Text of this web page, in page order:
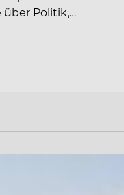
Politik,…